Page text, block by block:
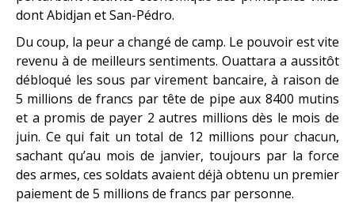
dont Abidjan et San-Pédro.
Du coup, la peur a changé de camp. Le pouvoir est vite
revenu à de meilleurs sentiments. Ouattara a aussitôt
débloqué les sous par virement bancaire, à raison de
5 millions de francs par tête de pipe aux 8400 mutins
et a promis de payer 2 autres millions dès le mois de
juin. Ce qui fait un total de 12 millions pour chacun,
sachant qu’au mois de janvier, toujours par la force
des armes, ces soldats avaient déjà obtenu un premier
paiement de 5 millions de francs par personne.